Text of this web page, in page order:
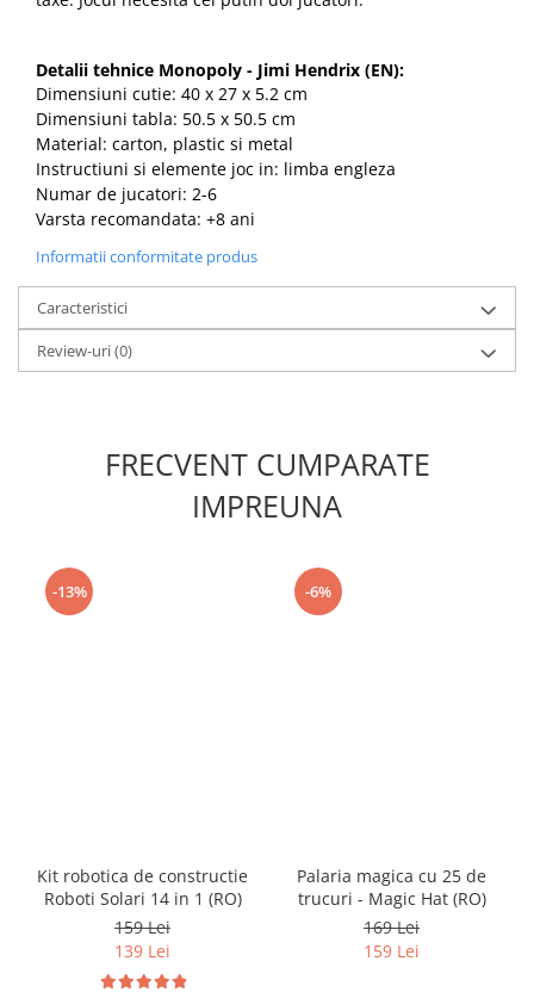
Detalii tehnice Monopoly - Jimi Hendrix (EN):
Dimensiuni cutie: 40 x 27 x 5.2 cm
Dimensiuni tabla: 50.5 x 50.5 cm
Material: carton, plastic si metal
Instructiuni si elemente joc in: limba engleza
Numar de jucatori: 2-6
Varsta recomandata: +8 ani
Informatii conformitate produs
Caracteristici
Review-uri(0)
FRECVENT CUMPARATE
IMPREUNA
-13%
Kit robotica de constructie
Roboti Solari 14 in 1 (RO)
159 Lei
139 Lei
-6%
Palaria magica cu 25 de
trucuri - Magic Hat (RO)
169 Lei
159 Lei